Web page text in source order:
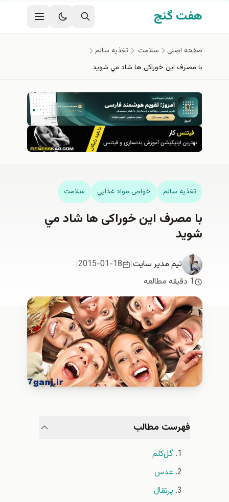
رفتن به محتوای اصلی
هفت گنج
صفحه اصلی سلامت
تغذيه سالم
با مصرف اين خوراکی ها شاد مي شويد
تغذيه سالم خواص مواد غذايي سلامت
با مصرف اين خوراکی ها شاد مي
شويد
تیم مدیر سایت|
2015-01-18
|
1 دقیقه مطالعه
فهرست مطالب
گل‌کلم
عدس
پرتقال